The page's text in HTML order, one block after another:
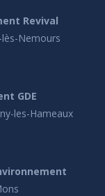
Revival
lès-Nemours
GDE
les-Hameaux